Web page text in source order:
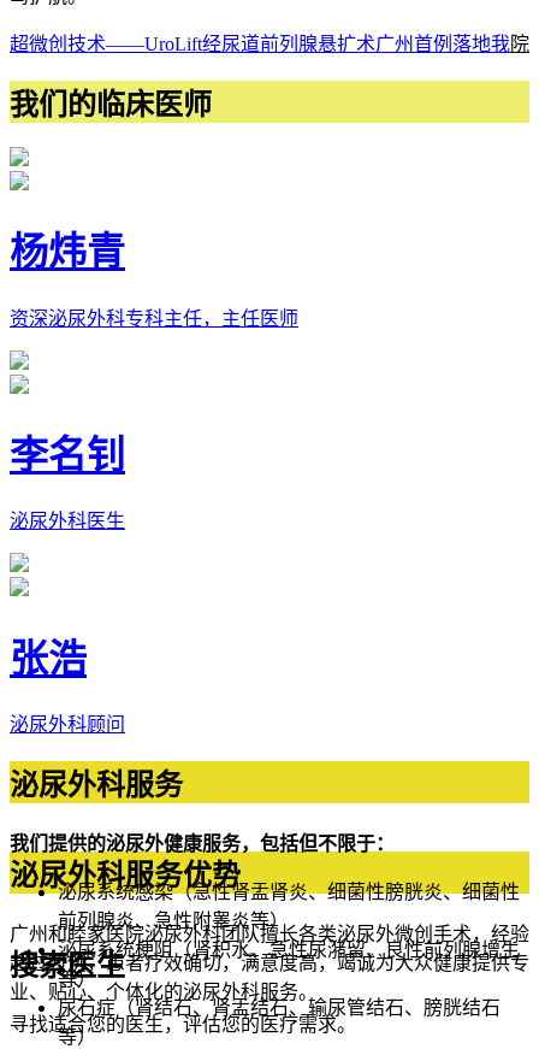
超微创技术——UroLift经尿道前列腺悬扩术广州首例落地我院
我们的临床医师
杨炜青
资深泌尿外科专科主任，主任医师
李名钊
泌尿外科医生
张浩
泌尿外科顾问
泌尿外科服务
我们提供的泌尿外健康服务，包括但不限于：
泌尿系统感染（急性肾盂肾炎、细菌性膀胱炎、细菌性
前列腺炎、急性附睾炎等）
泌尿系统梗阻（肾积水、急性尿潴留、良性前列腺增生
等）
尿石症（肾结石、肾盂结石、输尿管结石、膀胱结石
等）
泌尿外科服务优势
广州和睦家医院泌尿外科团队擅长各类泌尿外微创手术，经验
超过万例，患者疗效确切，满意度高，竭诚为大众健康提供专
业、贴心、个体化的泌尿外科服务。
搜索医生
寻找适合您的医生，评估您的医疗需求。